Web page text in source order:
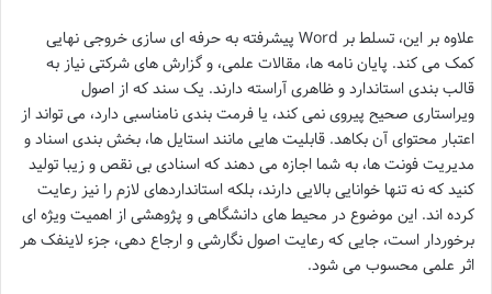
علاوه بر این، تسلط بر Word پیشرفته به حرفه ای سازی خروجی نهایی
کمک می کند. پایان نامه ها، مقالات علمی، و گزارش های شرکتی نیاز به
قالب بندی استاندارد و ظاهری آراسته دارند. یک سند که از اصول
ویراستاری صحیح پیروی نمی کند، یا فرمت بندی نامناسبی دارد، می تواند از
اعتبار محتوای آن بکاهد. قابلیت هایی مانند استایل ها، بخش بندی اسناد و
مدیریت فونت ها، به شما اجازه می دهند که اسنادی بی نقص و زیبا تولید
کنید که نه تنها خوانایی بالایی دارند، بلکه استانداردهای لازم را نیز رعایت
کرده اند. این موضوع در محیط های دانشگاهی و پژوهشی از اهمیت ویژه ای
برخوردار است، جایی که رعایت اصول نگارشی و ارجاع دهی، جزء لاینفک هر
اثر علمی محسوب می شود.